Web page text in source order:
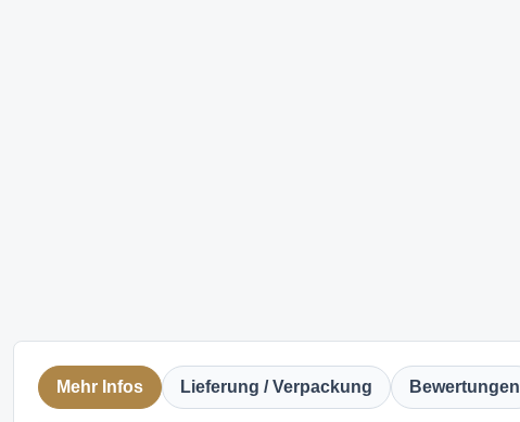
Mehr Infos Lieferung / Verpackung Bewertungen